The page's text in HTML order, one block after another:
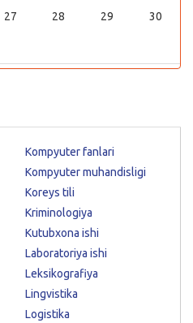
27 28 29 30
Kompyuter fanlari
Kompyuter muhandisligi
Koreys tili
Kriminologiya
Kutubxona ishi
Laboratoriya ishi
Leksikografiya
Lingvistika
Logistika